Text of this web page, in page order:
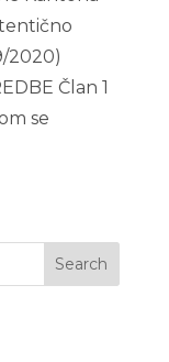
2020)
Član 1
se
Search